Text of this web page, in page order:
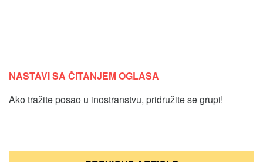
NASTAVI SA ČITANJEM OGLASA
Ako tražite posao u inostranstvu, pridružite se grupi!
Кретање